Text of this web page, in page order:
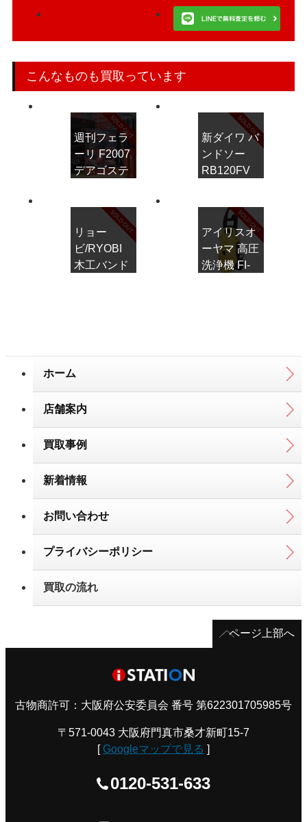
こんなものも買取っています
週刊フェラ
ーリ F2007
デアゴステ
新ダイワ バ
ンドソー
RB120FV
リョー
ビ/RYOBI
木工バンド
アイリスオ
ーヤマ 高圧
洗浄機 FI-
ホーム
店舗案内
買取事例
新着情報
お問い合わせ
プライバシーポリシー
買取の流れ
ページ上部へ
古物商許可：大阪府公安委員会 番号 第622301705985号
〒571-0043 大阪府門真市桑才新町15-7
[ Googleマップで見る ]
0120-531-633